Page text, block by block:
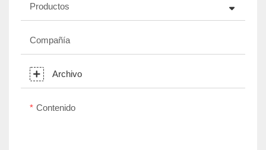
Productos
Compañía
Archivo
Contenido